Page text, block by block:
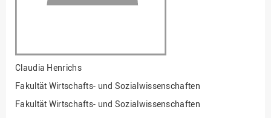
Gesellschaftliches
Claudia Henrichs
Fakultät Wirtschafts- und Sozialwissenschaften
Fakultät Wirtschafts- und Sozialwissenschaften